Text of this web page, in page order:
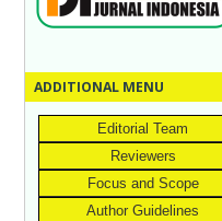
ADDITIONAL MENU
Editorial Team
Reviewers
Focus and Scope
Author Guidelines